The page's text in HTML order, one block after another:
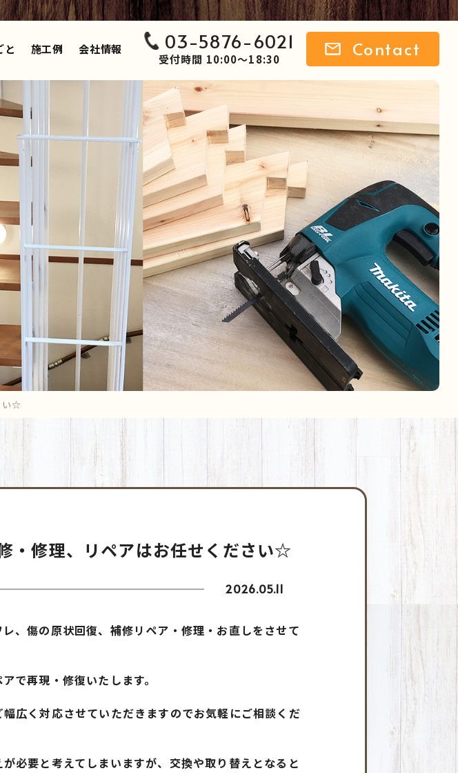
と 施工例 会社情報 03-5876-6021
受付時間 10:00～18:30 Contact
い☆
・修理、リペアはお任せください☆
2026.05.11
、傷の原状回復、補修リペア・修理・お直しをさせて
で再現・修復いたします。
広く対応させていただきますのでお気軽にご相談くだ
必要と考えてしまいますが、交換や取り替えとなると